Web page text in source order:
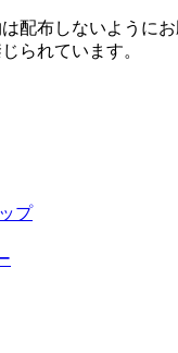
配布しないように
られています。
プ